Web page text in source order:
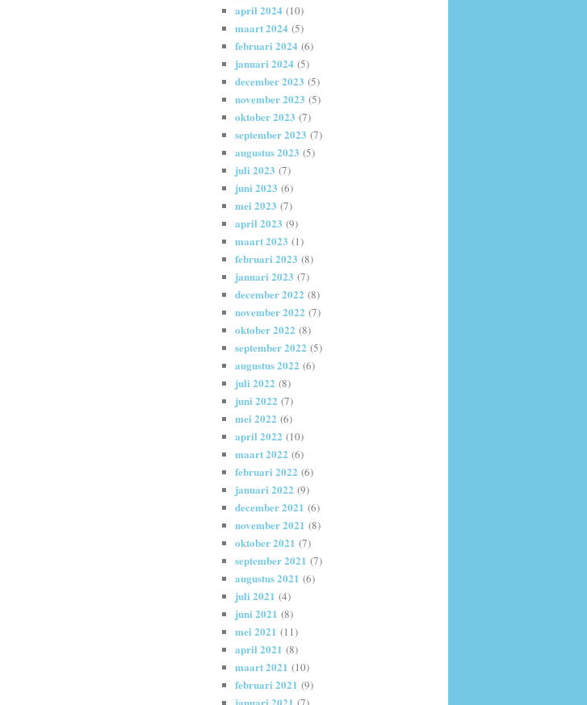
april 2024 (10)
maart 2024 (5)
februari 2024 (6)
januari 2024 (5)
december 2023 (5)
november 2023 (5)
oktober 2023 (7)
september 2023 (7)
augustus 2023 (5)
juli 2023 (7)
juni 2023 (6)
mei 2023 (7)
april 2023 (9)
maart 2023 (1)
februari 2023 (8)
januari 2023 (7)
december 2022 (8)
november 2022 (7)
oktober 2022 (8)
september 2022 (5)
augustus 2022 (6)
juli 2022 (8)
juni 2022 (7)
mei 2022 (6)
april 2022 (10)
maart 2022 (6)
februari 2022 (6)
januari 2022 (9)
december 2021 (6)
november 2021 (8)
oktober 2021 (7)
september 2021 (7)
augustus 2021 (6)
juli 2021 (4)
juni 2021 (8)
mei 2021 (11)
april 2021 (8)
maart 2021 (10)
februari 2021 (9)